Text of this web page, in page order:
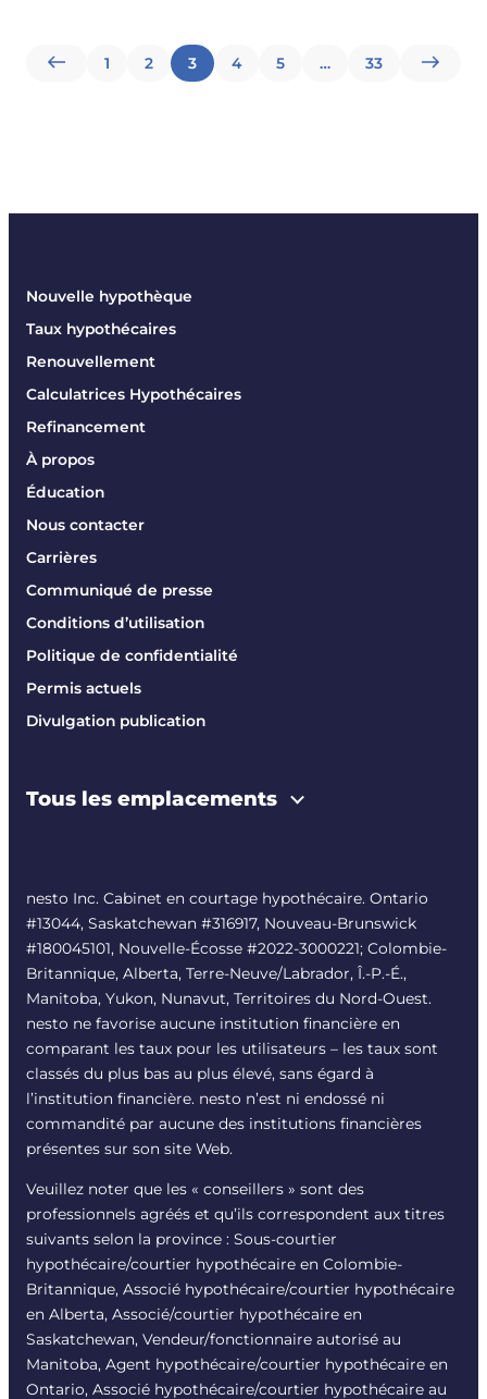
Pagination
1 2 3 4 5 … 33
Nouvelle hypothèque
Taux hypothécaires
Renouvellement
Calculatrices Hypothécaires
Refinancement
À propos
Éducation
Nous contacter
Carrières
Communiqué de presse
Conditions d’utilisation
Politique de confidentialité
Permis actuels
Divulgation publication
Tous les emplacements
nesto Inc. Cabinet en courtage hypothécaire. Ontario
#13044, Saskatchewan #316917, Nouveau-Brunswick
#180045101, Nouvelle-Écosse #2022-3000221; Colombie-
Britannique, Alberta, Terre-Neuve/Labrador, Î.-P.-É.,
Manitoba, Yukon, Nunavut, Territoires du Nord-Ouest.
nesto ne favorise aucune institution financière en
comparant les taux pour les utilisateurs – les taux sont
classés du plus bas au plus élevé, sans égard à
l’institution financière. nesto n’est ni endossé ni
commandité par aucune des institutions financières
présentes sur son site Web.
Veuillez noter que les « conseillers » sont des
professionnels agréés et qu’ils correspondent aux titres
suivants selon la province : Sous-courtier
hypothécaire/courtier hypothécaire en Colombie-
Britannique, Associé hypothécaire/courtier hypothécaire
en Alberta, Associé/courtier hypothécaire en
Saskatchewan, Vendeur/fonctionnaire autorisé au
Manitoba, Agent hypothécaire/courtier hypothécaire en
Ontario, Associé hypothécaire/courtier hypothécaire au